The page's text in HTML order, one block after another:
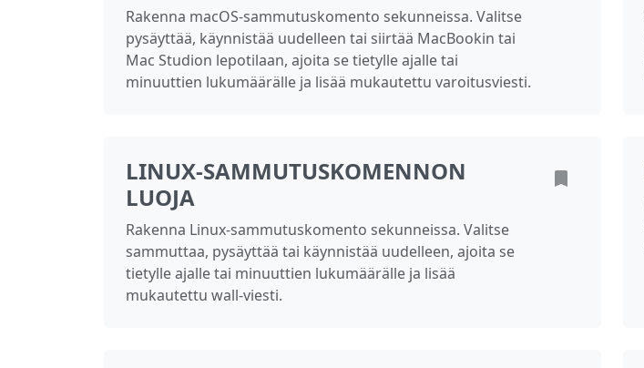
Rakenna macOS-sammutuskomento sekunneissa. Valitse
pysäyttää, käynnistää uudelleen tai siirtää MacBookin tai
Mac Studion lepotilaan, ajoita se tietylle ajalle tai
minuuttien lukumäärälle ja lisää mukautettu varoitusviesti.
LINUX-SAMMUTUSKOMENNON
LUOJA
Rakenna Linux-sammutuskomento sekunneissa. Valitse
sammuttaa, pysäyttää tai käynnistää uudelleen, ajoita se
tietylle ajalle tai minuuttien lukumäärälle ja lisää
mukautettu wall-viesti.